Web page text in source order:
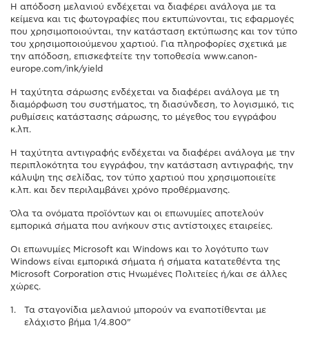
Η απόδοση μελανιού ενδέχεται να διαφέρει ανάλογα με τα
κείμενα και τις φωτογραφίες που εκτυπώνονται, τις εφαρμογές
που χρησιμοποιούνται, την κατάσταση εκτύπωσης και τον τύπο
του χρησιμοποιούμενου χαρτιού. Για πληροφορίες σχετικά με
την απόδοση, επισκεφτείτε την τοποθεσία www.canon-
europe.com/ink/yield
Η ταχύτητα σάρωσης ενδέχεται να διαφέρει ανάλογα με τη
διαμόρφωση του συστήματος, τη διασύνδεση, το λογισμικό, τις
ρυθμίσεις κατάστασης σάρωσης, το μέγεθος του εγγράφου
κ.λπ.
Η ταχύτητα αντιγραφής ενδέχεται να διαφέρει ανάλογα με την
περιπλοκότητα του εγγράφου, την κατάσταση αντιγραφής, την
κάλυψη της σελίδας, τον τύπο χαρτιού που χρησιμοποιείτε
κ.λπ. και δεν περιλαμβάνει χρόνο προθέρμανσης.
Όλα τα ονόματα προϊόντων και οι επωνυμίες αποτελούν
εμπορικά σήματα που ανήκουν στις αντίστοιχες εταιρείες.
Οι επωνυμίες Microsoft και Windows και το λογότυπο των
Windows είναι εμπορικά σήματα ή σήματα κατατεθέντα της
Microsoft Corporation στις Ηνωμένες Πολιτείες ή/και σε άλλες
χώρες.
Τα σταγονίδια μελανιού μπορούν να εναποτίθενται με
ελάχιστο βήμα 1/4.800"